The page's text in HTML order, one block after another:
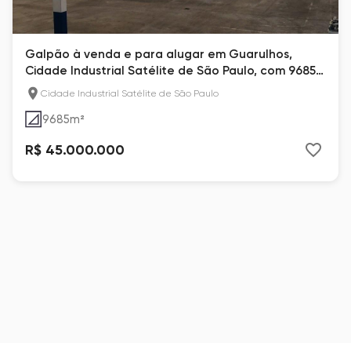
Galpão à venda e para alugar em Guarulhos,
Cidade Industrial Satélite de São Paulo, com 9685
m² Cidade Industrial Satélite de São Paulo
9685m²
R$ 45.000.000